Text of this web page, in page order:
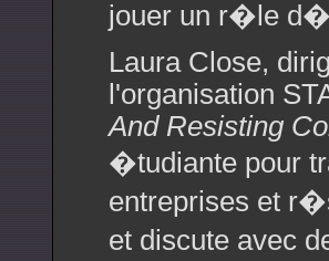
jouer un r�le
Laura Close,
l'organisation
And Resisting
�tudiante pour
entreprises et
et discute avec